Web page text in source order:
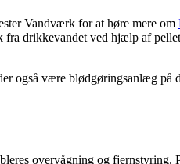
Vandværk for at høre mere om
drikkevandet ved hjælp af
også være blødgøringsanlæg på
overvågning og fjernstyring.